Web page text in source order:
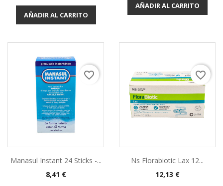
AÑADIR AL CARRITO
AÑADIR AL CARRITO
Manasul Instant 24 Sticks -...
8,41 €
favorite_border
Ns Florabiotic Lax 12...
12,13 €
favorite_border